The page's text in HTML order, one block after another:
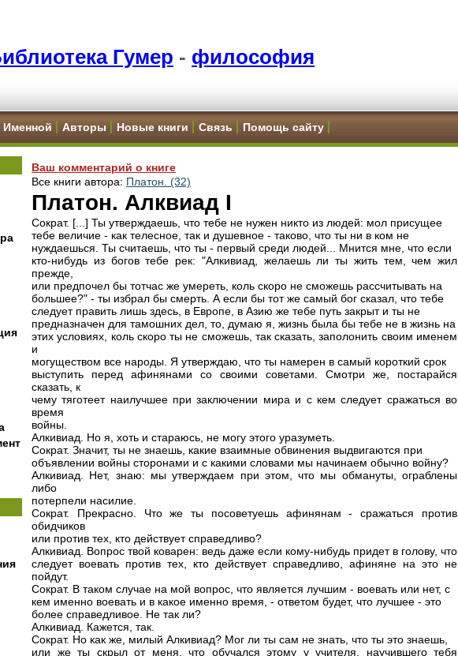
Гумер - философия
Именной Авторы Новые книги Связь Помощь сайту
Ваш комментарий о книге
Все книги автора: Платон. (32)
Платон. Алквиад I
Сократ. [...] Ты утверждаешь, что тебе не нужен никто из людей: мол присущее
тебе величие - как телесное, так и душевное - таково, что ты ни в ком не
нуждаешься. Ты считаешь, что ты - первый среди людей... Мнится мне, что если
кто-нибудь из богов тебе рек: "Алкивиад, желаешь ли ты жить тем, чем жил
прежде,
или предпочел бы тотчас же умереть, коль скоро не сможешь рассчитывать на
большее?" - ты избрал бы смерть. А если бы тот же самый бог сказал, что тебе
следует править лишь здесь, в Европе, в Азию же тебе путь закрыт и ты не
предназначен для тамошних дел, то, думаю я, жизнь была бы тебе не в жизнь на
этих условиях, коль скоро ты не сможешь, так сказать, заполонить своим именем
и
могуществом все народы. Я утверждаю, что ты намерен в самый короткий срок
выступить перед афинянами со своими советами. Смотри же, постарайся
сказать, к
чему тяготеет наилучшее при заключении мира и с кем следует сражаться во
время
войны.
Алкивиад. Но я, хоть и стараюсь, не могу этого уразуметь.
Сократ. Значит, ты не знаешь, какие взаимные обвинения выдвигаются при
объявлении войны сторонами и с какими словами мы начинаем обычно войну?
Алкивиад. Нет, знаю: мы утверждаем при этом, что мы обмануты, ограблены
либо
потерпели насилие.
Сократ. Прекрасно. Что же ты посоветуешь афинянам - сражаться против
обидчиков
или против тех, кто действует справедливо?
Алкивиад. Вопрос твой коварен: ведь даже если кому-нибудь придет в голову, что
следует воевать против тех, кто действует справедливо, афиняне на это не
пойдут.
Сократ. В таком случае на мой вопрос, что является лучшим - воевать или нет, с
кем именно воевать и в какое именно время, - ответом будет, что лучшее - это
более справедливое. Не так ли?
Алкивиад. Кажется, так.
Сократ. Но как же, милый Алкивиад? Мог ли ты сам не знать, что ты это знаешь,
или же ты скрыл от меня, что обучался этому у учителя, научившего тебя